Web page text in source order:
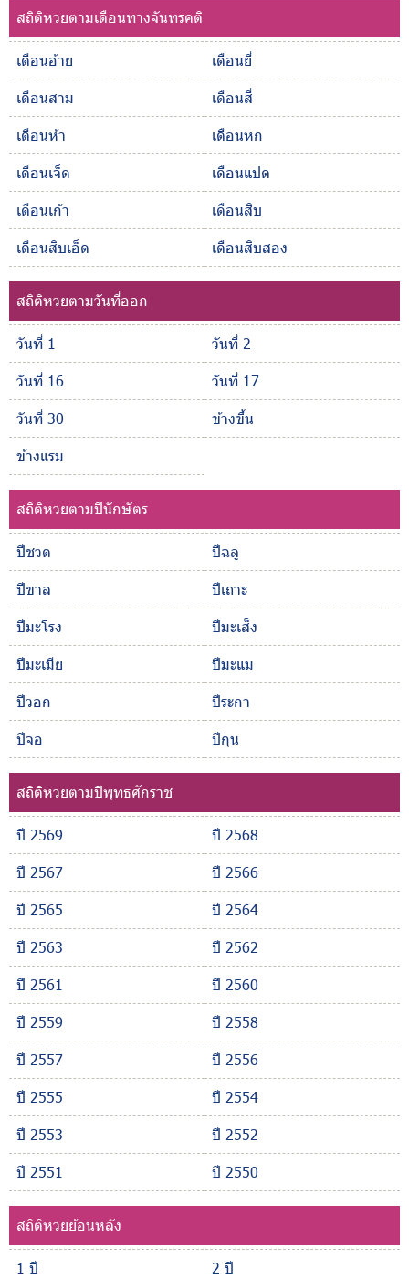
สถิติหวยตามเดือนทางจันทรคติ
เดือนอ้าย
เดือนยี่
เดือนสาม
เดือนสี่
เดือนห้า
เดือนหก
เดือนเจ็ด
เดือนแปด
เดือนเก้า
เดือนสิบ
เดือนสิบเอ็ด
เดือนสิบสอง
สถิติหวยตามวันที่ออก
วันที่ 1
วันที่ 2
วันที่ 16
วันที่ 17
วันที่ 30
ข้างขึ้น
ข้างแรม
สถิติหวยตามปีนักษัตร
ปีชวด
ปีฉลู
ปีขาล
ปีเถาะ
ปีมะโรง
ปีมะเส็ง
ปีมะเมีย
ปีมะแม
ปีวอก
ปีระกา
ปีจอ
ปีกุน
สถิติหวยตามปีพุทธศักราช
ปี 2569
ปี 2568
ปี 2567
ปี 2566
ปี 2565
ปี 2564
ปี 2563
ปี 2562
ปี 2561
ปี 2560
ปี 2559
ปี 2558
ปี 2557
ปี 2556
ปี 2555
ปี 2554
ปี 2553
ปี 2552
ปี 2551
ปี 2550
สถิติหวยย้อนหลัง
1 ปี
2 ปี